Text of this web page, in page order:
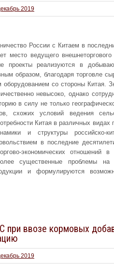
2019
России с Китаем в
место ведущего внешнеторгового
проекты реализуются в
образом, благодаря торговле
со стороны Китая.
невысоко, однако
в силу не только
схожих условий ведения
Китая в различных видах
и структуры российско-
в последние
экономических отношений
существенные проблемы на
и формулируются
при ввозе кормовых
2019